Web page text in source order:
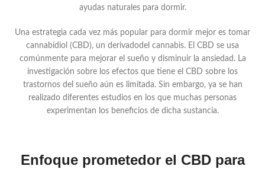
ayudas naturales para dormir.
Una estrategia cada vez más popular para dormir mejor es tomar
cannabidiol (CBD), un derivadodel cannabis. El CBD se usa
comúnmente para mejorar el sueño y disminuir la ansiedad. La
investigación sobre los efectos que tiene el CBD sobre los
trastornos del sueño aún es limitada. Sin embargo, ya se han
realizado diferentes estudios en los que muchas personas
experimentan los beneficios de dicha sustancia.
Enfoque prometedor el CBD para